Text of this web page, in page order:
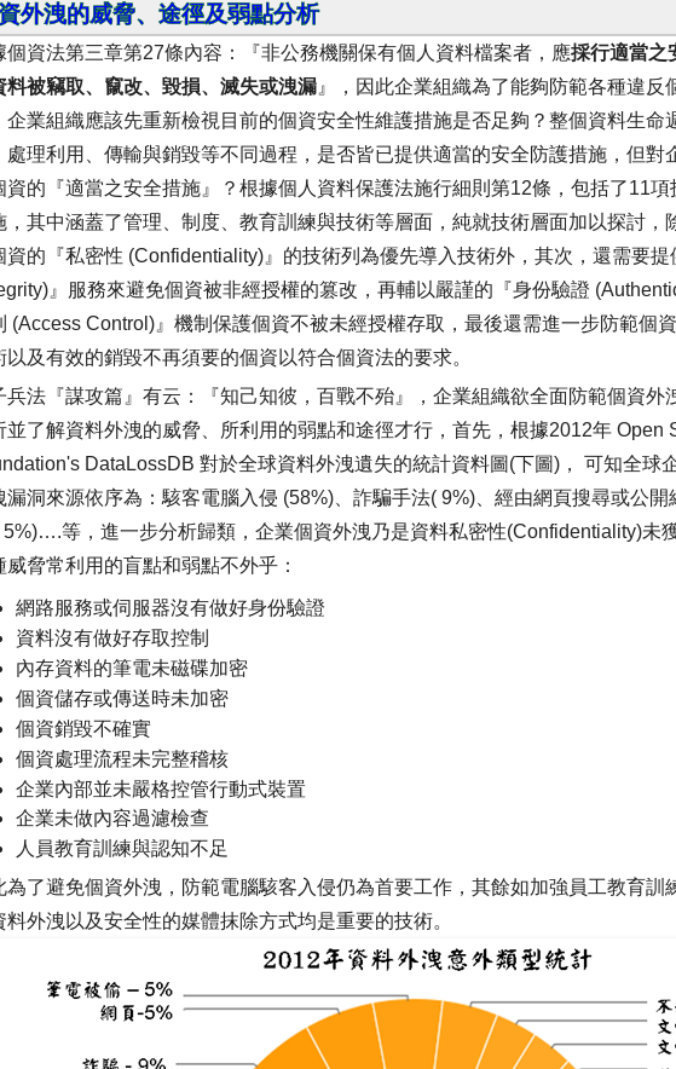
外洩的威脅、途徑及弱點分析
個資法第三章第27條內容：『非公務機關保有個人資料檔案者，應採行適當之
料被竊取、竄改、毀損、滅失或洩漏 』，因此企業組織為了能夠防範各種違反
企業組織應該先重新檢視目前的個資安全性維護措施是否足夠？整個資料生命
處理利用、傳輸與銷毀等不同過程，是否皆已提供適當的安全防護措施，但對
資的『適當之安全措施』？根據個人資料保護法施行細則第12條，包括了11項
，其中涵蓋了管理、制度、教育訓練與技術等層面，純就技術層面加以探討，
資的『私密性 (Confidentiality)』的技術列為優先導入技術外，其次，還需要提
』服務來避免個資被非經授權的篡改，再輔以嚴謹的『身份驗證
(Access Control)』機制保護個資不被未經授權存取，最後還需進一步防範個
以及有效的銷毀不再須要的個資以符合個資法的要求。
兵法『謀攻篇』有云：『知己知彼，百戰不殆』，企業組織欲全面防範個資外
並了解資料外洩的威脅、所利用的弱點和途徑才行，首先，根據2012年 Open
DataLossDB 對於全球資料外洩遺失的統計資料圖(下圖)， 可知全球
漏洞來源依序為：駭客電腦入侵 (58%)、詐騙手法( 9%)、經由網頁搜尋或公開
5%)….等，進一步分析歸類，企業個資外洩乃是資料私密性(Confidentiality)未
威脅常利用的盲點和弱點不外乎：
網路服務或伺服器沒有做好身份驗證
資料沒有做好存取控制
內存資料的筆電未磁碟加密
個資儲存或傳送時未加密
個資銷毀不確實
個資處理流程未完整稽核
企業內部並未嚴格控管行動式裝置
企業未做內容過濾檢查
人員教育訓練與認知不足
為了避免個資外洩，防範電腦駭客入侵仍為首要工作，其餘如加強員工教育訓
料外洩以及安全性的媒體抹除方式均是重要的技術。